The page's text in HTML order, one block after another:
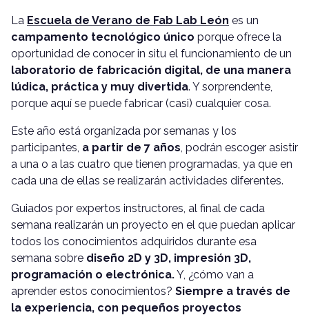
La Escuela de Verano de Fab Lab León es un
campamento tecnológico único porque ofrece la
oportunidad de conocer in situ el funcionamiento de un
laboratorio de fabricación digital, de una manera
lúdica, práctica y muy divertida. Y sorprendente,
porque aquí se puede fabricar (casi) cualquier cosa.
Este año está organizada por semanas y los
participantes, a partir de 7 años , podrán escoger asistir
a una o a las cuatro que tienen programadas, ya que en
cada una de ellas se realizarán actividades diferentes.
Guiados por expertos instructores, al final de cada
semana realizarán un proyecto en el que puedan aplicar
todos los conocimientos adquiridos durante esa
semana sobre diseño 2D y 3D, impresión 3D,
programación o electrónica.Y, ¿cómo van a
aprender estos conocimientos? Siempre a través de
la experiencia, con pequeños proyectos